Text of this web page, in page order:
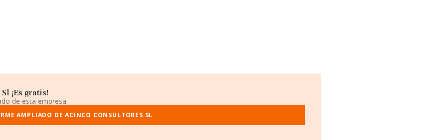
¡Es gratis!
de esta empresa.
AMPLIADO DE ACINCO CONSULTORES SL